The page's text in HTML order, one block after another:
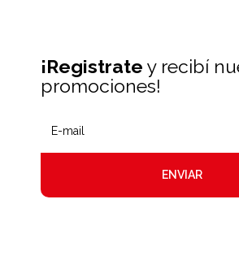
¡Registrate y recibí
promociones!
ENVIAR